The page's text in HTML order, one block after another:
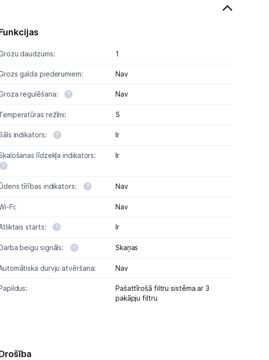
daudzums: 1
galda piederumiem: Nav
regulēšana: Nav
režīmi: 5
indikators: Ir
līdzekļa indikators: Ir
tīrības indikators: Nav
Fi: Nav
starts: Ir
beigu signāls: Skaņas
durvju atvēršana: Nav
Pašattīrošā filtru sistēma ar 3
pakāpju filtru